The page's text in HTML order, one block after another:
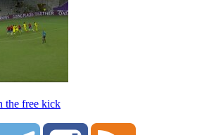
the free kick